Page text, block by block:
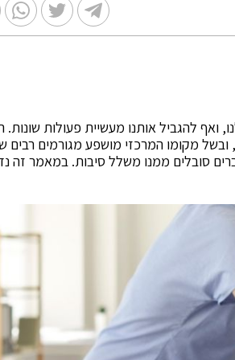
ואף להגביל אותנו מעשיית פעולות
ובשל מקומו המרכזי מושפע מגורמים רבים
סובלים ממנו משלל סיבות. במאמר זה